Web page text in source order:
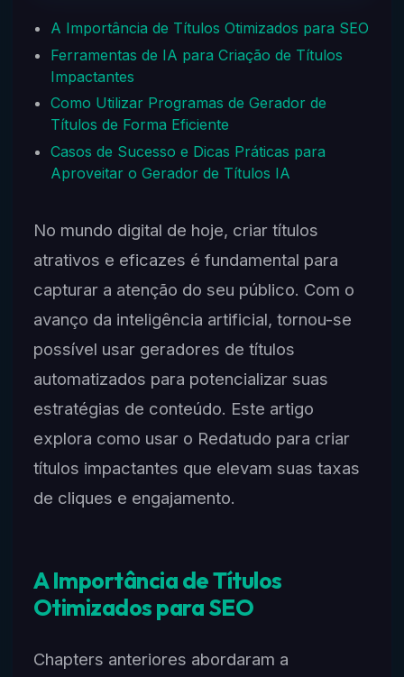
A Importância de Títulos Otimizados para SEO
Ferramentas de IA para Criação de Títulos
Impactantes
Como Utilizar Programas de Gerador de
Títulos de Forma Eficiente
Casos de Sucesso e Dicas Práticas para
Aproveitar o Gerador de Títulos IA
No mundo digital de hoje, criar títulos
atrativos e eficazes é fundamental para
capturar a atenção do seu público. Com o
avanço da inteligência artificial, tornou-se
possível usar geradores de títulos
automatizados para potencializar suas
estratégias de conteúdo. Este artigo
explora como usar o Redatudo para criar
títulos impactantes que elevam suas taxas
de cliques e engajamento.
A Importância de Títulos
Otimizados para SEO
Chapters anteriores abordaram a